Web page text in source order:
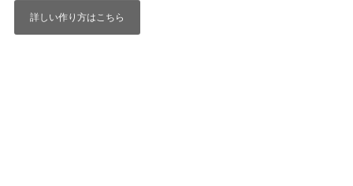
詳しい作り方はこちら